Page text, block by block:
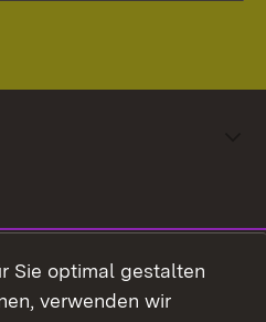
Sie optimal gestalten
verwenden wir